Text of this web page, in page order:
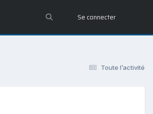
Se connecter
Toute l’activité